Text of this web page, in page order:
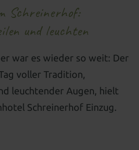
zukunftsweisend CO² neutral
Gut zu Wissen
& Bäder Massagen
Schöne Hände & Füße
Schreinerhof:
und leuchten
war es wieder so weit: Der
voller Tradition,
leuchtender Augen, hielt
Schreinerhof Einzug.